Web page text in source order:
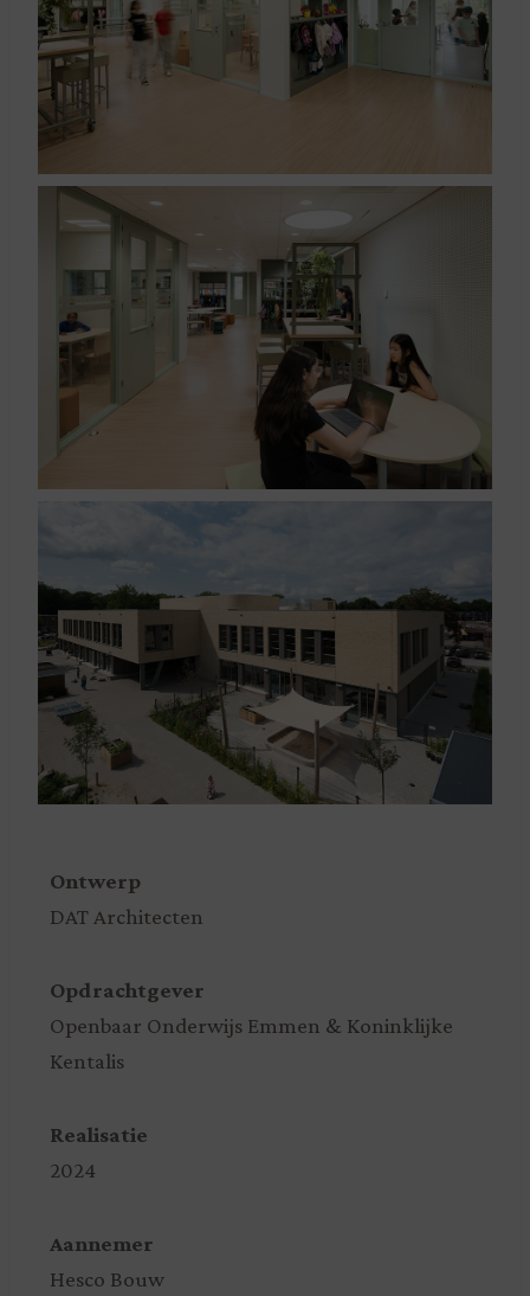
Ontwerp
DAT Architecten
Opdrachtgever
Openbaar Onderwijs Emmen & Koninklijke
Kentalis
Realisatie
2024
Aannemer
Hesco Bouw